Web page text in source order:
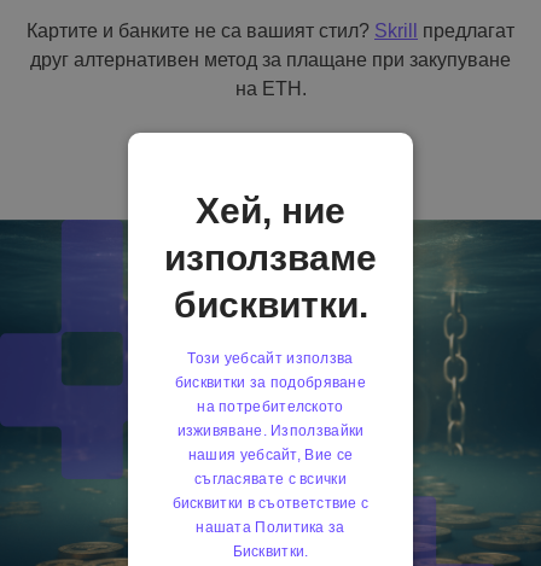
Картите и банките не са вашият стил? Skrill
предлагат
друг алтернативен метод за плащане при закупуване
на ETH.
Хей, ние
използваме
бисквитки.
Този уебсайт използва
бисквитки за подобряване
на потребителското
изживяване. Използвайки
нашия уебсайт, Вие се
съгласявате с всички
бисквитки в съответствие с
нашата Политика за
Бисквитки.